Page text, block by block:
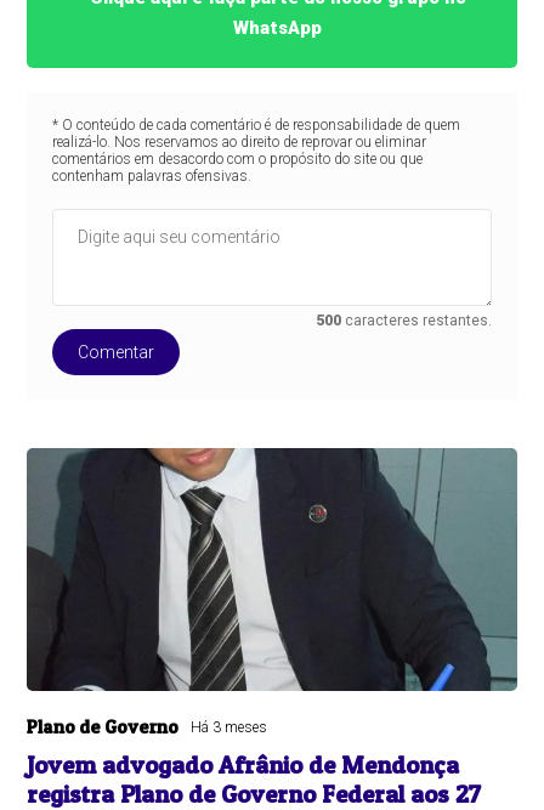
WhatsApp
* O conteúdo de cada comentário é de responsabilidade de quem
realizá-lo. Nos reservamos ao direito de reprovar ou eliminar
comentários em desacordo com o propósito do site ou que
contenham palavras ofensivas.
500 caracteres restantes.
Comentar
Plano de Governo Há 3 meses
Jovem advogado Afrânio de Mendonça
registra Plano de Governo Federal aos 27